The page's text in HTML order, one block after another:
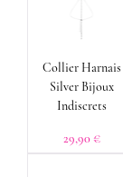
Collier Harnais
Silver Bijoux
Indiscrets
Prix
29,90 €